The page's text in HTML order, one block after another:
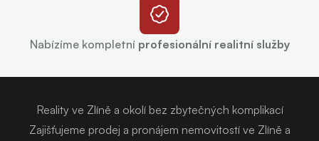
Nabízíme kompletní profesionální realitní služby
Reality ve Zlíně a okolí bez zbytečných komplikací
Zajišťujeme prodej a pronájem nemovitostí ve Zlíně a